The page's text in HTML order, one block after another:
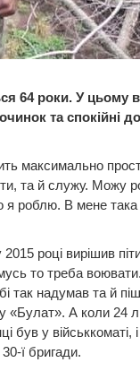
64 роки. У цьому
та спокійні
максимально
та й служу. Можу
я роблю. В мене така
році вирішив
то треба
так надумав та й
«Булат». А коли 24
був у військкоматі,
ї бригади.